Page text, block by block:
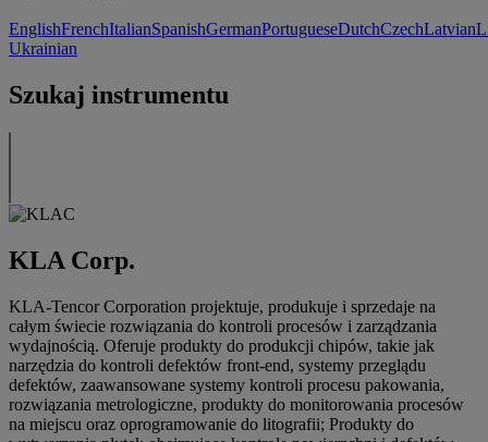
EnglishFrenchItalianSpanishGermanPortugueseDutchCzechLatvian
Ukrainian
Szukaj instrumentu
KLA Corp.
KLA-Tencor Corporation projektuje, produkuje i sprzedaje na
całym świecie rozwiązania do kontroli procesów i zarządzania
wydajnością. Oferuje produkty do produkcji chipów, takie jak
narzędzia do kontroli defektów front-end, systemy przeglądu
defektów, zaawansowane systemy kontroli procesu pakowania,
rozwiązania metrologiczne, produkty do monitorowania procesów
na miejscu oraz oprogramowanie do litografii; Produkty do